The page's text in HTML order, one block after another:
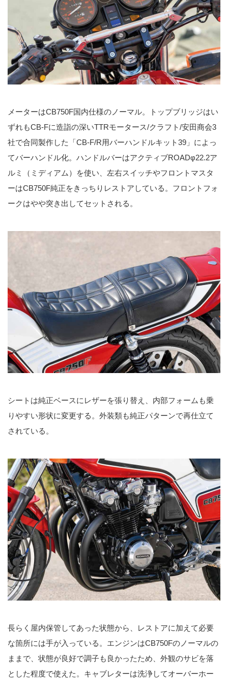
メーターはCB750F国内仕様のノーマル。トップブリッジはい
ずれもCB-Fに造詣の深いTTRモータース/クラフト/安田商会3
社で合同製作した「CB-F/R用バーハンドルキット39」によっ
てバーハンドル化。ハンドルバーはアクティブROADφ22.2ア
ルミ（ミディアム）を使い、左右スイッチやフロントマスタ
ーはCB750F純正をきっちりレストアしている。フロントフォ
ークはやや突き出してセットされる。
シートは純正ベースにレザーを張り替え、内部フォームも乗
りやすい形状に変更する。外装類も純正パターンで再仕立て
されている。
長らく屋内保管してあった状態から、レストアに加えて必要
な箇所には手が入っている。エンジンはCB750Fのノーマルの
ままで、状態が良好で調子も良かったため、外観のサビを落
とした程度で使えた。キャブレターは洗浄してオーバーホー